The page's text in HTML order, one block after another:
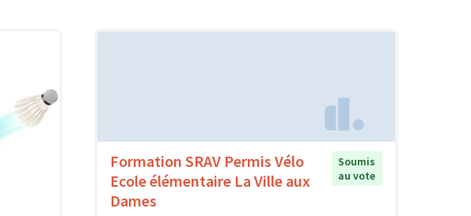
Formation SRAV Permis Vélo
Ecole élémentaire La Ville aux
Dames
Soumis
au vote